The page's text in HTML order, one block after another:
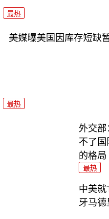
最热
美媒曝美国因库存短缺
最热
外交
不了国
的格局
最热
中美就
牙马德